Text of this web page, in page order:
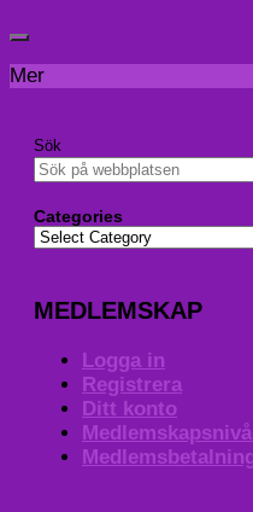
Mer
Sök
Categories
MEDLEMSKAP
Logga in
Registrera
Ditt konto